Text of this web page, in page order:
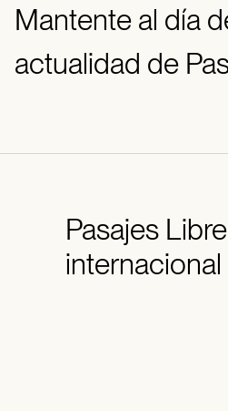
Mantente al día
actualidad de
Pasajes
internacional